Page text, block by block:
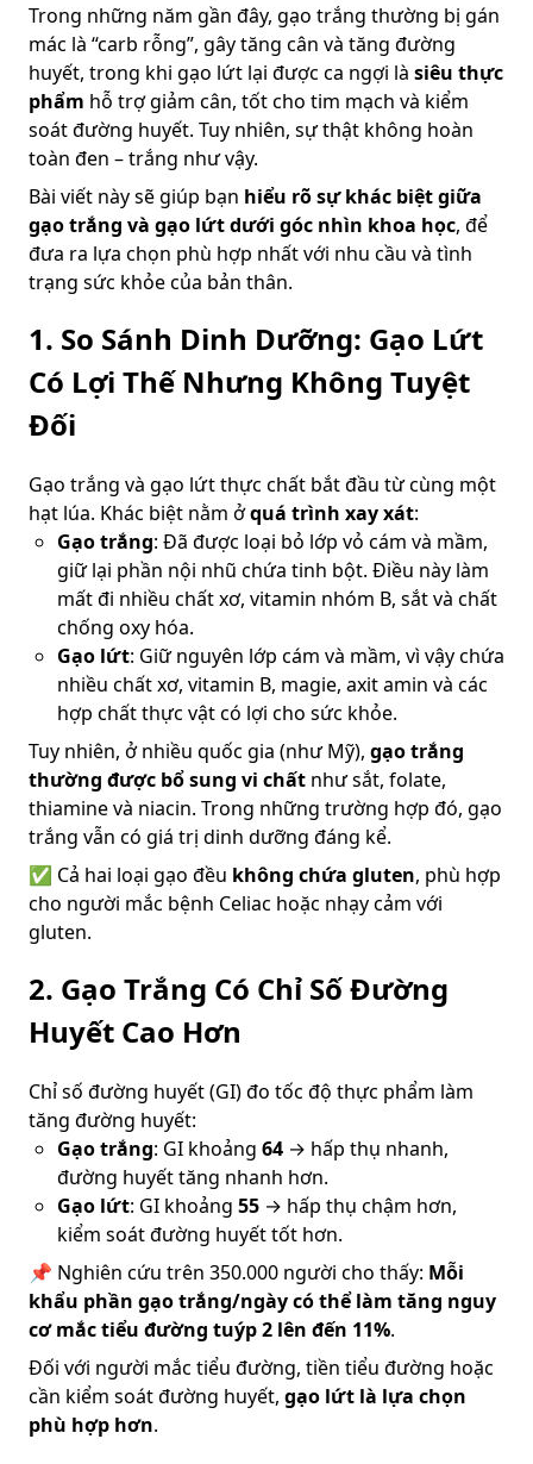
Trong những năm gần đây, gạo trắng thường bị gán
mác là “carb rỗng”, gây tăng cân và tăng đường
huyết, trong khi gạo lứt lại được ca ngợi là siêu thực
phẩm hỗ trợ giảm cân, tốt cho tim mạch và kiểm
soát đường huyết. Tuy nhiên, sự thật không hoàn
toàn đen – trắng như vậy.
Bài viết này sẽ giúp bạn hiểu rõ sự khác biệt giữa
gạo trắng và gạo lứt dưới góc nhìn khoa học, để
đưa ra lựa chọn phù hợp nhất với nhu cầu và tình
trạng sức khỏe của bản thân.
1. So Sánh Dinh Dưỡng: Gạo Lứt
Có Lợi Thế Nhưng Không Tuyệt
Đối
Gạo trắng và gạo lứt thực chất bắt đầu từ cùng một
hạt lúa. Khác biệt nằm ởquá trình xay xát:
Gạo trắng: Đã được loại bỏ lớp vỏ cám và mầm,
giữ lại phần nội nhũ chứa tinh bột. Điều này làm
mất đi nhiều chất xơ, vitamin nhóm B, sắt và chất
chống oxy hóa.
Gạo lứt: Giữ nguyên lớp cám và mầm, vì vậy chứa
nhiều chất xơ, vitamin B, magie, axit amin và các
hợp chất thực vật có lợi cho sức khỏe.
Tuy nhiên, ở nhiều quốc gia (như Mỹ), gạo trắng
thường được bổ sung vi chất như sắt, folate,
thiamine và niacin. Trong những trường hợp đó, gạo
trắng vẫn có giá trị dinh dưỡng đáng kể.
✅ Cả hai loại gạo đều không chứa gluten, phù hợp
cho người mắc bệnh Celiac hoặc nhạy cảm với
gluten.
2. Gạo Trắng Có Chỉ Số Đường
Huyết Cao Hơn
Chỉ số đường huyết (GI) đo tốc độ thực phẩm làm
tăng đường huyết:
Gạo trắng: GI khoảng 64 → hấp thụ nhanh,
đường huyết tăng nhanh hơn.
Gạo lứt: GI khoảng 55 → hấp thụ chậm hơn,
kiểm soát đường huyết tốt hơn.
📌 Nghiên cứu trên 350.000 người cho thấy: Mỗi
khẩu phần gạo trắng/ngày có thể làm tăng nguy
cơ mắc tiểu đường tuýp 2 lên đến 11%.
Đối với người mắc tiểu đường, tiền tiểu đường hoặc
cần kiểm soát đường huyết, gạo lứt là lựa chọn
phù hợp hơn.